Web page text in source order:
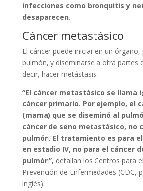
infecciones como bronquitis y
desaparecen.
Cáncer metastásico
El cáncer puede iniciar en un
pulmón, y diseminarse a otra partes
decir, hacer metástasis.
“El cáncer metastásico se llama
cáncer primario. Por ejemplo, el
(mama) que se diseminó al
cáncer de seno metastásico, no
pulmón. El tratamiento es para
en estadio IV, no para el cáncer
pulmón”, detallan los Centros para
Prevención de Enfermedades (CDC,
inglés).